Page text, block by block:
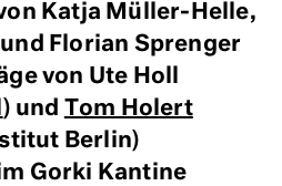
Katja Müller-Helle,
Florian Sprenger
von Ute Holl
) und Tom Holert
Berlin)
Gorki Kantine